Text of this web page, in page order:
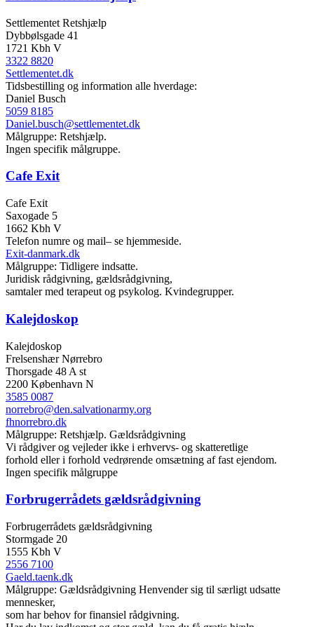
Settlementet Retshjælp
Dybbølsgade 41
1721 Kbh V
3322 8820
Settlementet.dk
Tidsbestilling og information alle hverdage:
Daniel Busch
5059 8185
Daniel.busch@settlementet.dk
Målgruppe: Retshjælp.
Ingen specifik målgruppe.
Cafe Exit
Cafe Exit
Saxogade 5
1662 Kbh V
Telefon numre og mail– se hjemmeside.
Exit-danmark.dk
Målgruppe: Tidligere indsatte.
Juridisk rådgivning, gældsrådgivning,
samtaler med terapeut og psykolog. Kvindegrupper.
Kalejdoskop
Kalejdoskop
Frelsenshær Nørrebro
Thorsgade 48 A st
2200 København N
3585 0087
norrebro@den.salvationarmy.org
fhnorrebro.dk
Målgruppe: Retshjælp. Gældsrådgivning
Vi rådgiver og vejleder ikke i erhvervs- og skatteretlige
forhold eller i forhold vedrørende omsætning af fast ejendom.
Ingen specifik målgruppe
Forbrugerrådets gældsrådgivning
Forbrugerrådets gældsrådgivning
Stormgade 20
1555 Kbh V
2556 7100
Gaeld.taenk.dk
Målgruppe: Gældsrådgivning Henvender sig til særligt udsatte
mennesker,
som har behov for finansiel rådgivning.